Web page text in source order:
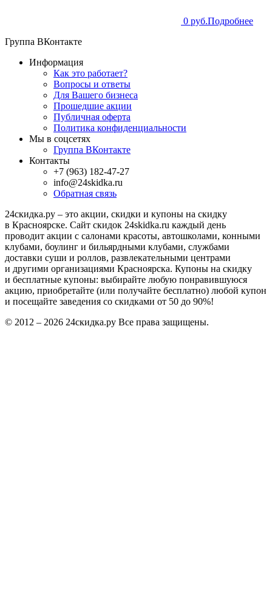
0 руб.Подробнее
Группа ВКонтакте
Информация
Как это работает?
Вопросы и ответы
Для Вашего бизнеса
Прошедшие акции
Публичная оферта
Политика конфиденциальности
Мы в соцсетях
Группа ВКонтакте
Контакты
+7 (963) 182-47-27
info@24skidka.ru
Обратная связь
24скидка.ру – это акции, скидки и купоны на скидку
в Красноярске. Сайт скидок 24skidka.ru каждый день
проводит акции с салонами красоты, автошколами, конными
клубами, боулинг и бильярдными клубами, службами
доставки суши и роллов, развлекательными центрами
и другими организациями Красноярска. Купоны на скидку
и бесплатные купоны: выбирайте любую понравившуюся
акцию, приобретайте (или получайте бесплатно) любой купон
и посещайте заведения со скидками от 50 до 90%!
© 2012 – 2026 24скидка.ру Все права защищены.